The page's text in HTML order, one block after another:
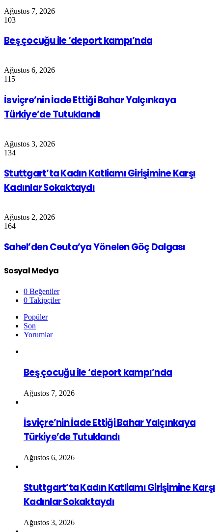
Ağustos 7, 2026
103
Beş çocuğu ile ‘deport kampı’nda
Ağustos 6, 2026
115
İsviçre’nin İade Ettiği Bahar Yalçınkaya
Türkiye’de Tutuklandı
Ağustos 3, 2026
134
Stuttgart’ta Kadın Katliamı Girişimine Karşı
Kadınlar Sokaktaydı
Ağustos 2, 2026
164
Sahel’den Ceuta’ya Yönelen Göç Dalgası
Sosyal Medya
0 Beğeniler
0 Takipçiler
Popüler
Son
Yorumlar
Beş çocuğu ile ‘deport kampı’nda
Ağustos 7, 2026
İsviçre’nin İade Ettiği Bahar Yalçınkaya
Türkiye’de Tutuklandı
Ağustos 6, 2026
Stuttgart’ta Kadın Katliamı Girişimine Karşı
Kadınlar Sokaktaydı
Ağustos 3, 2026